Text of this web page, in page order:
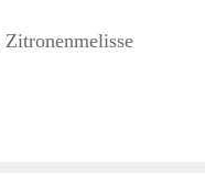
Zitronenmelisse